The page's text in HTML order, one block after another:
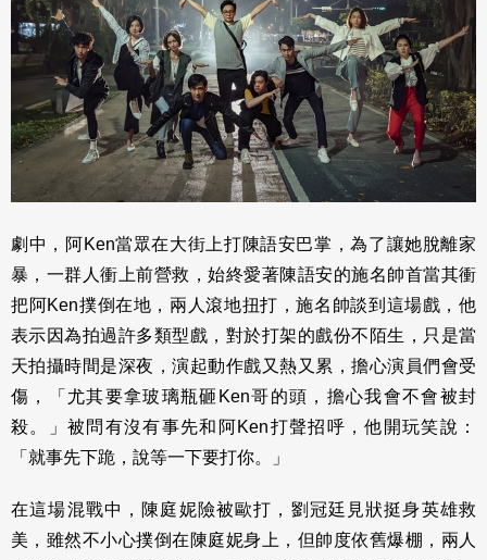
劇中，阿Ken當眾在大街上打陳語安巴掌，為了讓她脫離家
暴，一群人衝上前營救，始終愛著陳語安的施名帥首當其衝
把阿Ken撲倒在地，兩人滾地扭打，施名帥談到這場戲，他
表示因為拍過許多類型戲，對於打架的戲份不陌生，只是當
天拍攝時間是深夜，演起動作戲又熱又累，擔心演員們會受
傷，「尤其要拿玻璃瓶砸Ken哥的頭，擔心我會不會被封
殺。」被問有沒有事先和阿Ken打聲招呼，他開玩笑說：
「就事先下跪，說等一下要打你。」
在這場混戰中，陳庭妮險被歐打，劉冠廷見狀挺身英雄救
美，雖然不小心撲倒在陳庭妮身上，但帥度依舊爆棚，兩人